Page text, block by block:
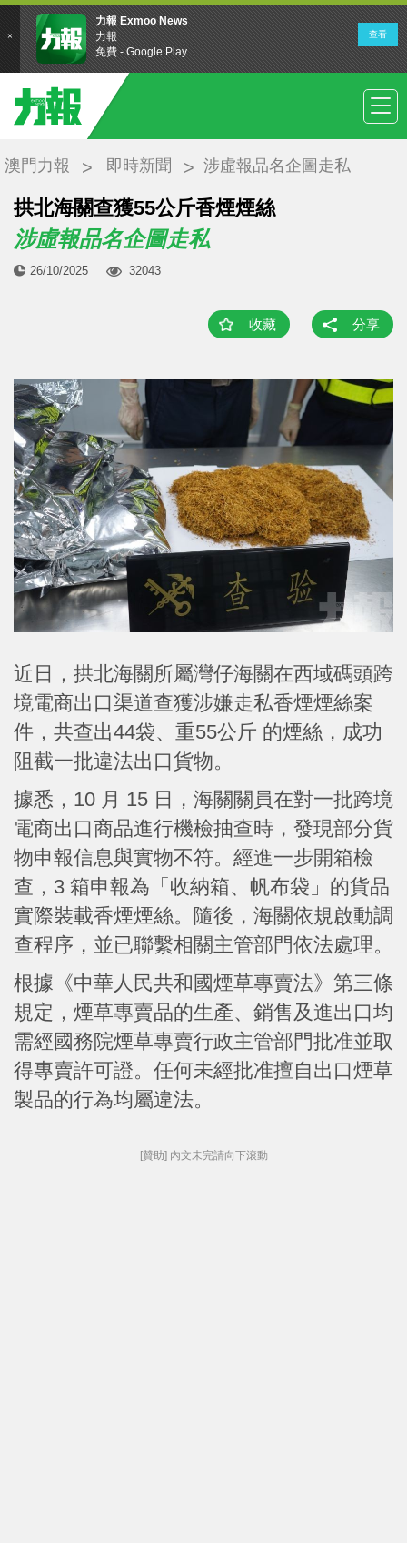
澳門力報 即時新聞 涉虛報品名企圖走私
拱北海關查獲55公斤香煙煙絲
涉虛報品名企圖走私
26/10/2025 32043
收藏 分享
近日，拱北海關所屬灣仔海關在西域碼頭跨
境電商出口渠道查獲涉嫌走私香煙煙絲案
件，共查出44袋、重55公斤 的煙絲，成功
阻截一批違法出口貨物。
據悉，10 月 15 日，海關關員在對一批跨境
電商出口商品進行機檢抽查時，發現部分貨
物申報信息與實物不符。經進一步開箱檢
查，3 箱申報為「收納箱、帆布袋」的貨品
實際裝載香煙煙絲。隨後，海關依規啟動調
查程序，並已聯繫相關主管部門依法處理。
根據《中華人民共和國煙草專賣法》第三條
規定，煙草專賣品的生產、銷售及進出口均
需經國務院煙草專賣行政主管部門批准並取
得專賣許可證。任何未經批准擅自出口煙草
製品的行為均屬違法。
[贊助] 內文未完請向下滾動